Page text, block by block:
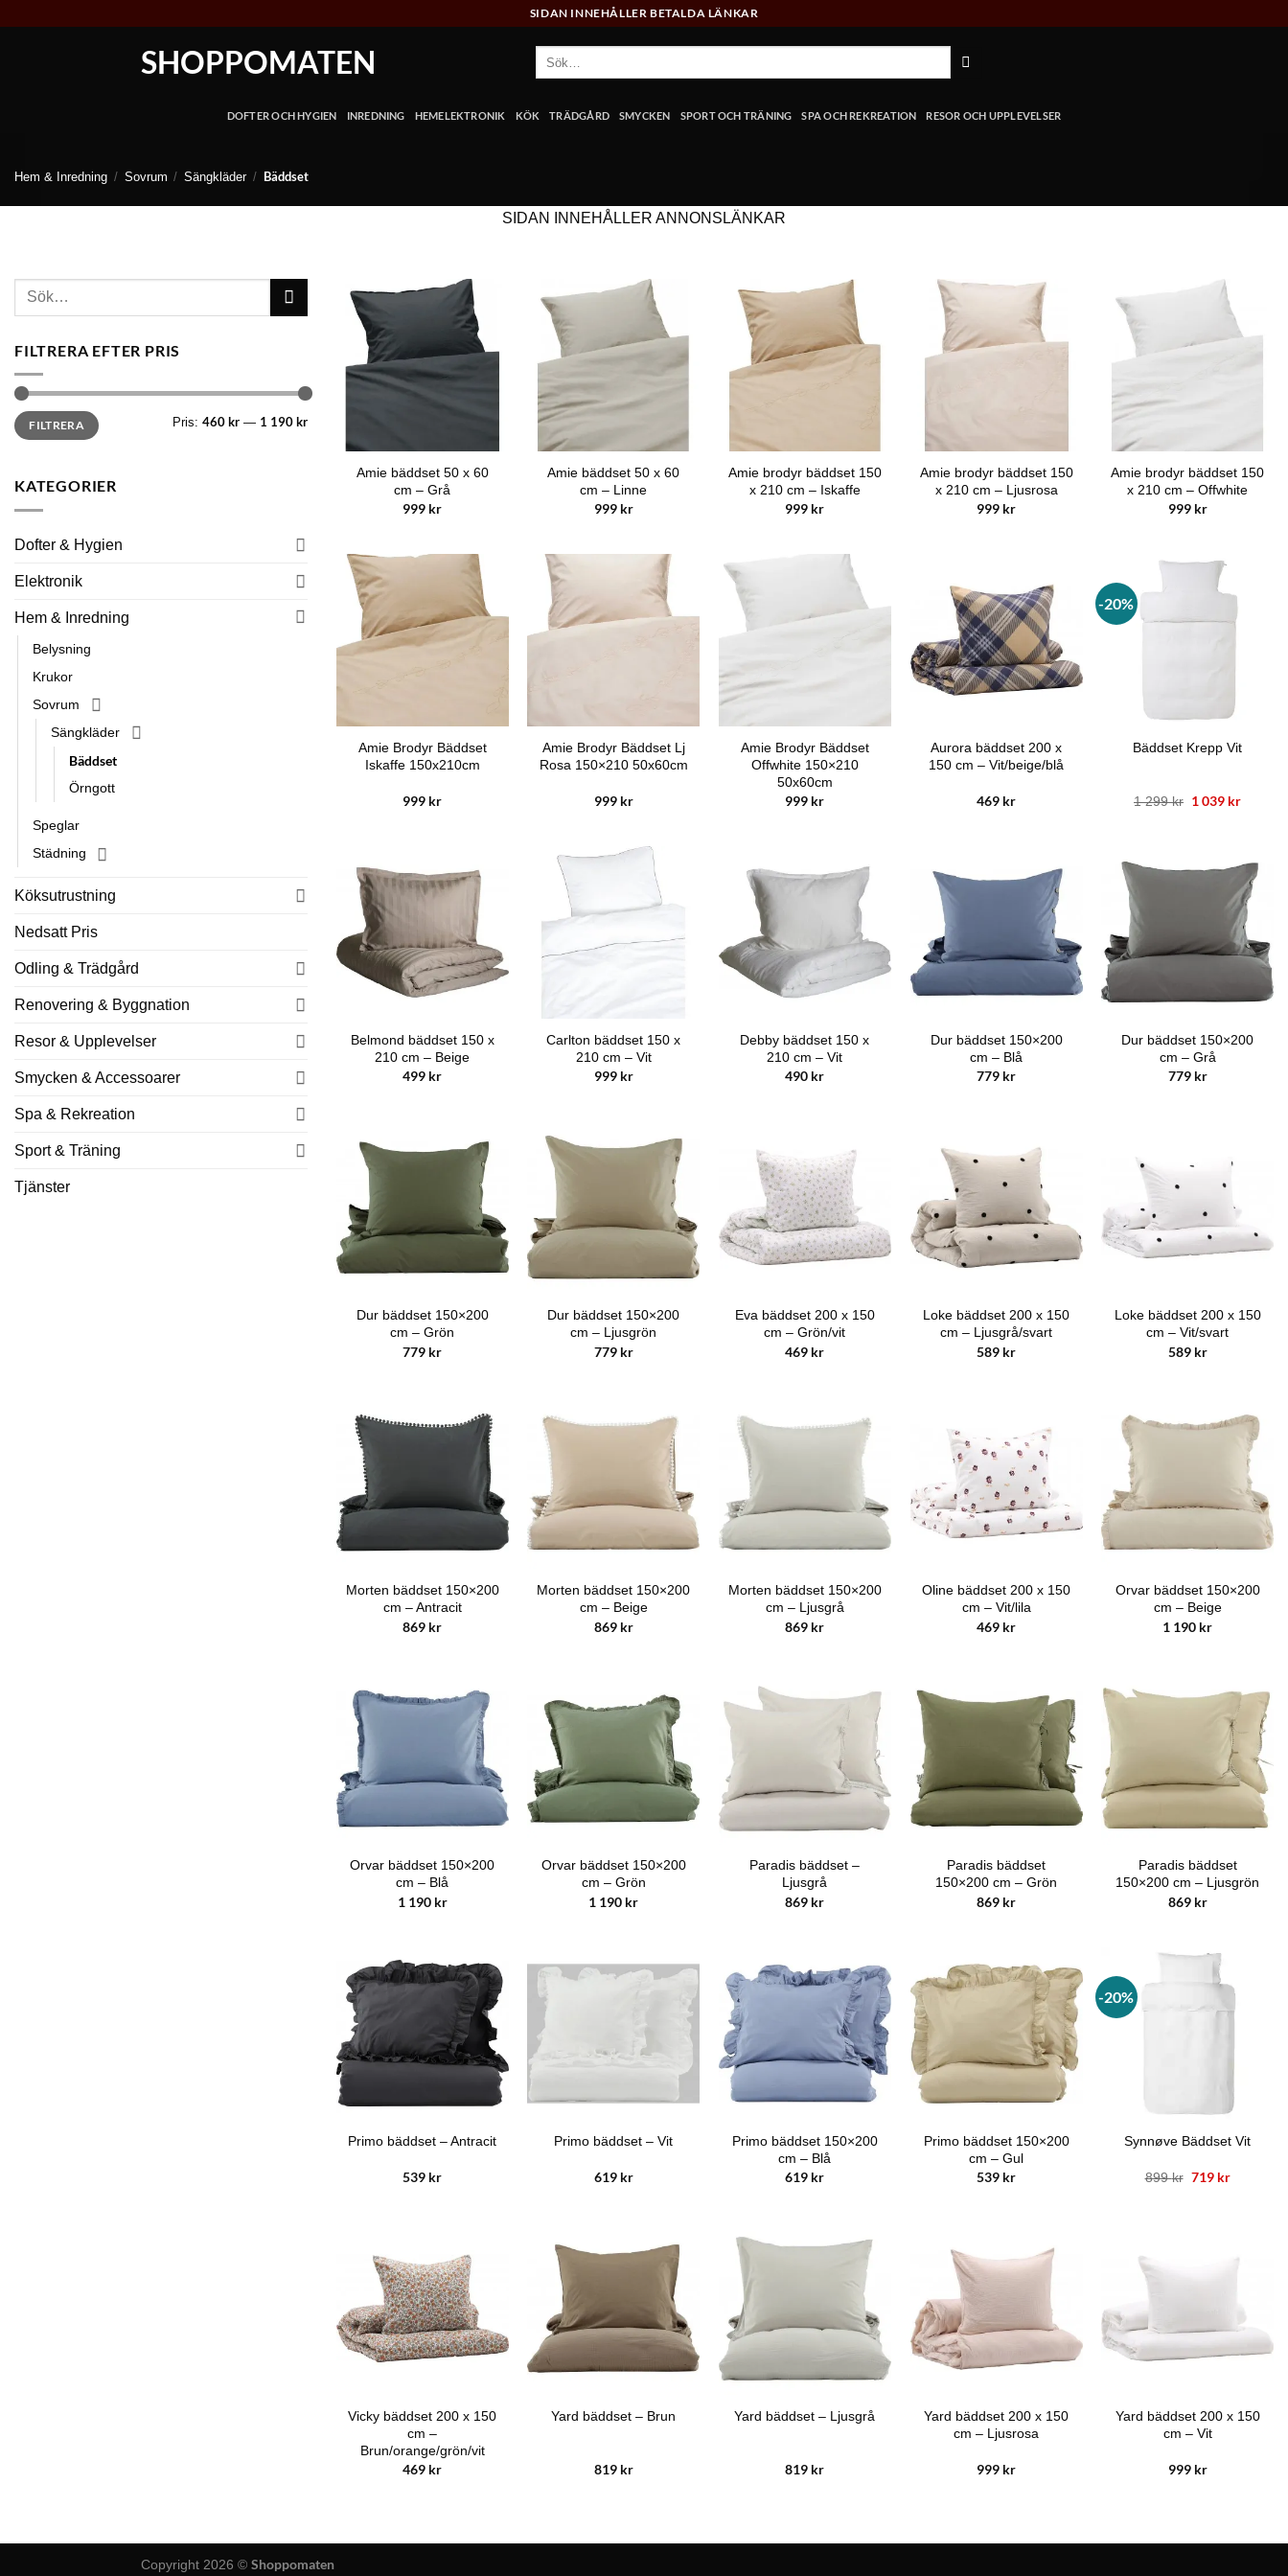
SIDAN INNEHÅLLER BETALDA LÄNKAR
SHOPPOMATEN
Sök
DOFTER OCH HYGIEN INREDNING HEMELEKTRONIK KÖK TRÄDGÅRD SMYCKEN SPORT OCH TRÄNING SPA OCH REKREATION RESOR OCH UPPLEVELSER
Hem & Inredning / Sovrum / Sängkläder / Bäddset
SIDAN INNEHÅLLER ANNONSLÄNKAR
Sök
FILTRERA EFTER PRIS
Min
pris
Max
prisFILTRERA Pris: 460 kr — 1 190 kr
KATEGORIER
Dofter & Hygien
Elektronik
Hem & Inredning
Belysning
Krukor
Sovrum
Sängkläder
Bäddset
Örngott
Speglar
Städning
Köksutrustning
Nedsatt Pris
Odling & Trädgård
Renovering & Byggnation
Resor & Upplevelser
Smycken & Accessoarer
Spa & Rekreation
Sport & Träning
Tjänster
Amie bäddset 50 x 60
cm – Grå
999 kr
Amie bäddset 50 x 60
cm – Linne
999 kr
Amie brodyr bäddset 150
x 210 cm – Iskaffe
999 kr
Amie brodyr bäddset 150
x 210 cm – Ljusrosa
999 kr
Amie brodyr bäddset 150
x 210 cm – Offwhite
999 kr
Amie Brodyr Bäddset
Iskaffe 150x210cm
999 kr
Amie Brodyr Bäddset Lj
Rosa 150×210 50x60cm
999 kr
Amie Brodyr Bäddset
Offwhite 150×210
50x60cm
999 kr
Aurora bäddset 200 x
150 cm – Vit/beige/blå
469 kr
-20%
Bäddset Krepp Vit
1 299kr Det
299 kr.
1 039 krDet
039 kr.
Belmond bäddset 150 x
210 cm – Beige
499 kr
Carlton bäddset 150 x
210 cm – Vit
999 kr
Debby bäddset 150 x
210 cm – Vit
490 kr
Dur bäddset 150×200
cm – Blå
779 kr
Dur bäddset 150×200
cm – Grå
779 kr
Dur bäddset 150×200
cm – Grön
779 kr
Dur bäddset 150×200
cm – Ljusgrön
779 kr
Eva bäddset 200 x 150
cm – Grön/vit
469 kr
Loke bäddset 200 x 150
cm – Ljusgrå/svart
589 kr
Loke bäddset 200 x 150
cm – Vit/svart
589 kr
Morten bäddset 150×200
cm – Antracit
869 kr
Morten bäddset 150×200
cm – Beige
869 kr
Morten bäddset 150×200
cm – Ljusgrå
869 kr
Oline bäddset 200 x 150
cm – Vit/lila
469 kr
Orvar bäddset 150×200
cm – Beige
1 190 kr
Orvar bäddset 150×200
cm – Blå
1 190 kr
Orvar bäddset 150×200
cm – Grön
1 190 kr
Paradis bäddset –
Ljusgrå
869 kr
Paradis bäddset
150×200 cm – Grön
869 kr
Paradis bäddset
150×200 cm – Ljusgrön
869 kr
Primo bäddset – Antracit
539 kr
Primo bäddset – Vit
619 kr
Primo bäddset 150×200
cm – Blå
619 kr
Primo bäddset 150×200
cm – Gul
539 kr
-20%
Synnøve Bäddset Vit
899kr Det
719 krDet
Vicky bäddset 200 x 150
cm –
Brun/orange/grön/vit
469 kr
Yard bäddset – Brun
819 kr
Yard bäddset – Ljusgrå
819 kr
Yard bäddset 200 x 150
cm – Ljusrosa
999 kr
Yard bäddset 200 x 150
cm – Vit
999 kr
Copyright 2026 © Shoppomaten